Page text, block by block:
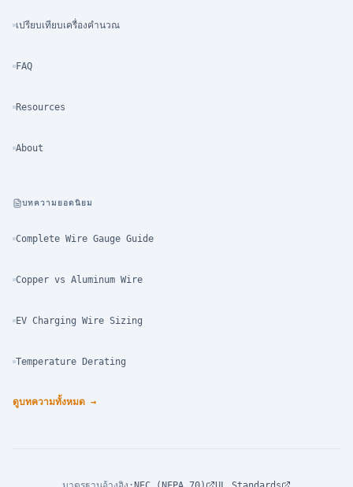
เปรียบเทียบเครื่องคำนวณ
FAQ
Resources
About
บทความยอดนิยม
Complete Wire Gauge Guide
Copper vs Aluminum Wire
EV Charging Wire Sizing
Temperature Derating
ดูบทความทั้งหมด →